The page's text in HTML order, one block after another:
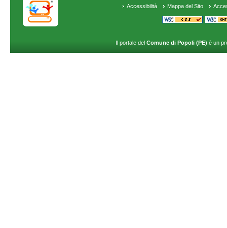
Accessibilità Mappa del Sito
Il portale del Comune di Popoli (PE) è un